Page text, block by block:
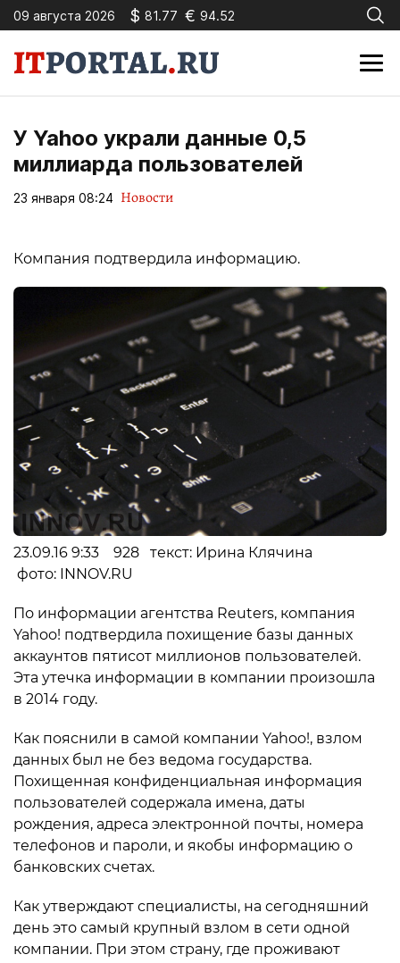
09 августа 2026 $ 81.77 € 94.52
У Yahoo украли данные 0,5
миллиарда пользователей
23 января 08:24 Новости
Компания подтвердила информацию.
23.09.16 9:33 928 текст: Ирина Клячина
фото: INNOV.RU
По информации агентства Reuters, компания
Yahoo! подтвердила похищение базы данных
аккаунтов пятисот миллионов пользователей.
Эта утечка информации в компании произошла
в 2014 году.
Как пояснили в самой компании Yahoo!, взлом
данных был не без ведома государства.
Похищенная конфиденциальная информация
пользователей содержала имена, даты
рождения, адреса электронной почты, номера
телефонов и пароли, и якобы информацию о
банковских счетах.
Как утверждают специалисты, на сегодняшний
день это самый крупный взлом в сети одной
компании. При этом страну, где проживают